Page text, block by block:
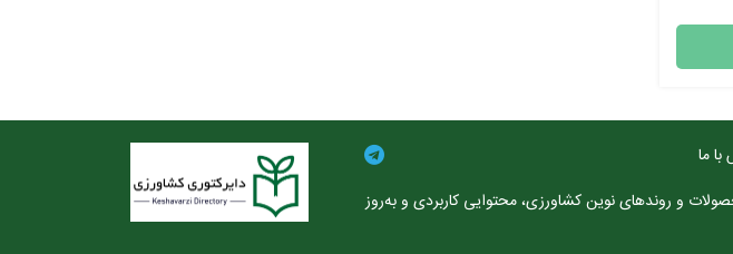
ما
و روندهای نوین کشاورزی، محتوایی کاربردی و به‌روز